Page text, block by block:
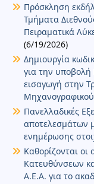
Πρόσκληση
Τμήματα
Πειραματικά
(6/19/2026)
Δημιουργία
για την
εισαγωγή στην
Μηχανογραφικού
Πανελλαδικές
αποτελεσμάτων
ενημέρωσης
Καθορίζονται οι
Κατευθύνσεων
Α.Ε.Α. για το